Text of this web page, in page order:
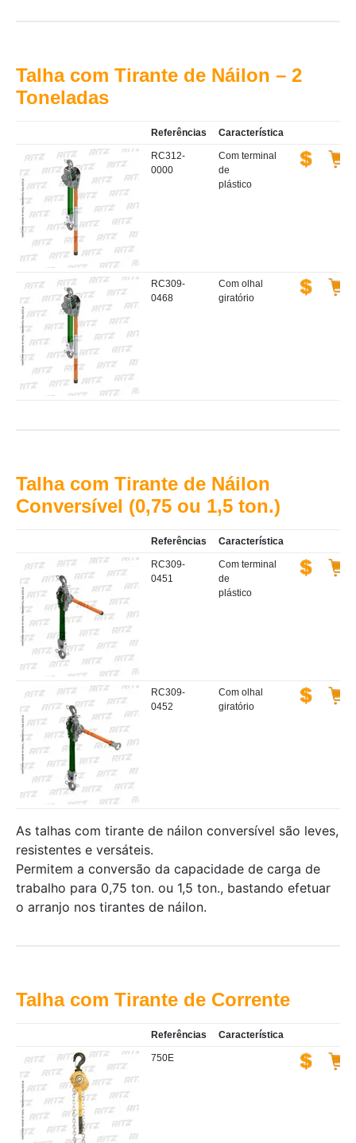
Talha com Tirante de Náilon – 2
Toneladas
Referências Característica
RC312-
0000
Com terminal
de
plástico
RC309-
0468
Com olhal
giratório
Talha com Tirante de Náilon
Conversível (0,75 ou 1,5 ton.)
Referências Característica
RC309-
0451
Com terminal
de
plástico
RC309-
0452
Com olhal
giratório
As talhas com tirante de náilon conversível são leves,
resistentes e versáteis.
Permitem a conversão da capacidade de carga de
trabalho para 0,75 ton. ou 1,5 ton., bastando efetuar
o arranjo nos tirantes de náilon.
Talha com Tirante de Corrente
Referências Característica
750E